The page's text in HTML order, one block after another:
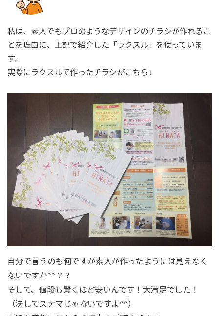
私は、素人でもプロのようなデザインのチラシが作れるこ
とを理由に、上記で紹介した「ラクスル」を使っていま
す。
実際にラクスルで作ったチラシがこちら↓
自分で言うのも何ですが素人が作ったようには見えなく
ないですか^^？？
そして、値段も驚くほど安いんです！大満足でした！
（決してステマじゃないですよ^^）